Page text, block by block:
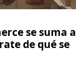
se suma a
de qué se